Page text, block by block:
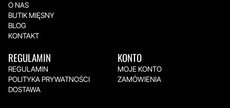
O NAS
BUTIK MIĘSNY
BLOG
KONTAKT
REGULAMIN
REGULAMIN
POLITYKA PRYWATNOŚCI
DOSTAWA
KONTO
MOJE KONTO
ZAMÓWIENIA